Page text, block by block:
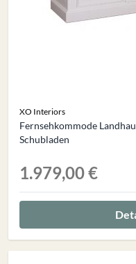
XO Interiors
Fernsehkommode
Schubladen
1.979,00 €